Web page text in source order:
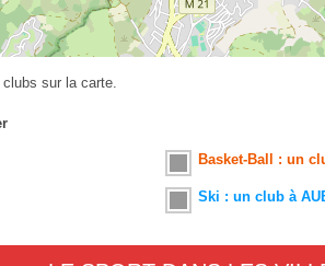
sur la carte.
Basket-Ball : un
Ski : un club à